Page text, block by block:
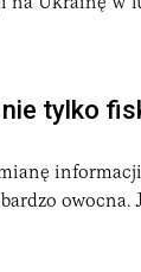
tylko
owocna.